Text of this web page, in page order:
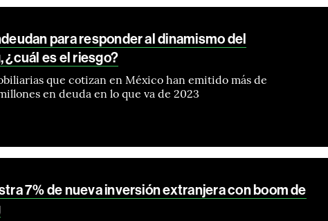
para responder al dinamismo del
¿cuál es el riesgo?
que cotizan en México han emitido más de
en deuda en lo que va de 2023
7% de nueva inversión extranjera con boom de